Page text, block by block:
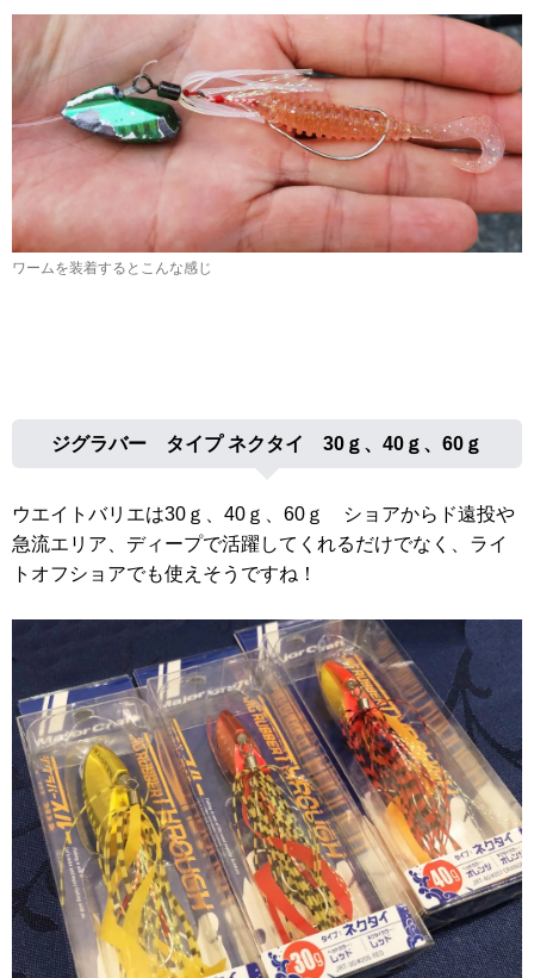
ワームを装着するとこんな感じ
ジグラバー タイプ ネクタイ 30ｇ、40ｇ、60ｇ
ウエイトバリエは30ｇ、40ｇ、60ｇ ショアからド遠投や
急流エリア、ディープで活躍してくれるだけでなく、ライ
トオフショアでも使えそうですね！